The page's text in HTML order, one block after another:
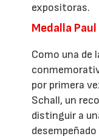
expositoras.
Medalla
Como una de
por primera
Schall, un
distinguir a